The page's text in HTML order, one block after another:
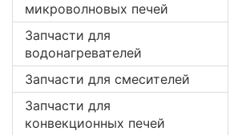
микроволновых печей
Запчасти для
водонагревателей
Запчасти для смесителей
Запчасти для
конвекционных печей